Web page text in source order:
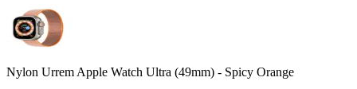
Nylon Urrem Apple Watch Ultra (49mm) - Spicy Orange